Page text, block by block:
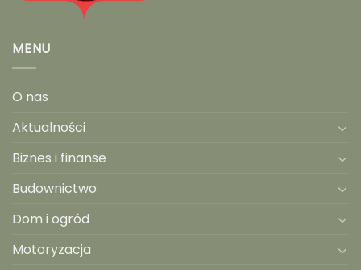
MENU
O nas
Aktualności
Biznes i finanse
Budownictwo
Dom i ogród
Motoryzacja